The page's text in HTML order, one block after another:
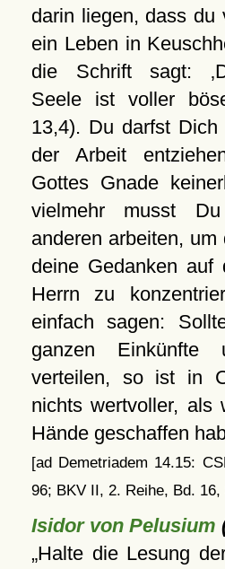
darin liegen, dass du
ein Leben in
die Schrift sagt:
Seele ist voller
13,4). Du darfst
der Arbeit
Gottes Gnade
vielmehr musst
anderen arbeiten,
deine Gedanken
Herrn zu
einfach sagen:
ganzen Einkünfte
verteilen, so ist in
nichts wertvoller, als
Hände geschaffen
[ad Demetriadem 14.15:
96; BKV II, 2. Reihe, Bd. 16,
Isidor von Pelusium
Halte die Lesung